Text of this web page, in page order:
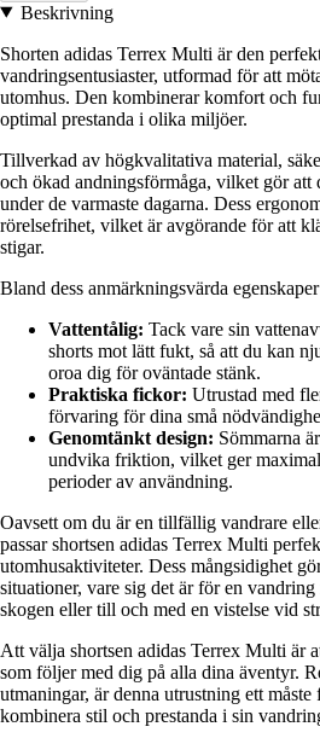
Beskrivning
Shorten adidas Terrex Multi är den
vandringsentusiaster, utformad för att
utomhus. Den kombinerar komfort och
optimal prestanda i olika miljöer.
Tillverkad av högkvalitativa material,
och ökad andningsförmåga, vilket gör att
under de varmaste dagarna. Dess
rörelsefrihet, vilket är avgörande för att
stigar.
Bland dess anmärkningsvärda
Vattentålig: Tack vare sin
shorts mot lätt fukt, så att du kan
oroa dig för oväntade stänk.
Praktiska fickor: Utrustad med
förvaring för dina små
Genomtänkt design: Sömmarna
undvika friktion, vilket ger
perioder av användning.
Oavsett om du är en tillfällig vandrare
passar shortsen adidas Terrex Multi
utomhusaktiviteter. Dess mångsidighet
situationer, vare sig det är för en
skogen eller till och med en vistelse vid
Att välja shortsen adidas Terrex Multi är
som följer med dig på alla dina äventyr.
utmaningar, är denna utrustning ett
kombinera stil och prestanda i sin